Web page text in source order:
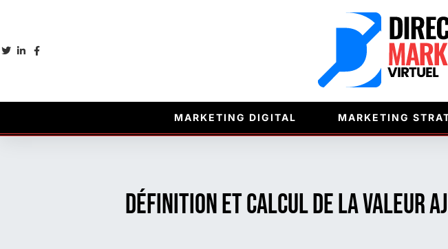
MARKETING DIGITAL MARKETING
Définition et calcul de la valeur